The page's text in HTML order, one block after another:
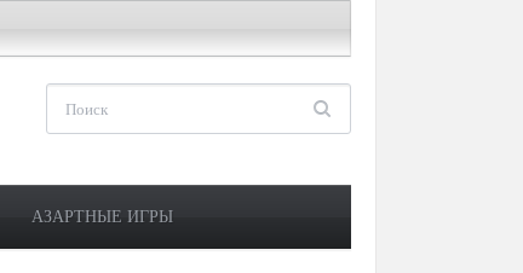
АЗАРТНЫЕ ИГРЫ